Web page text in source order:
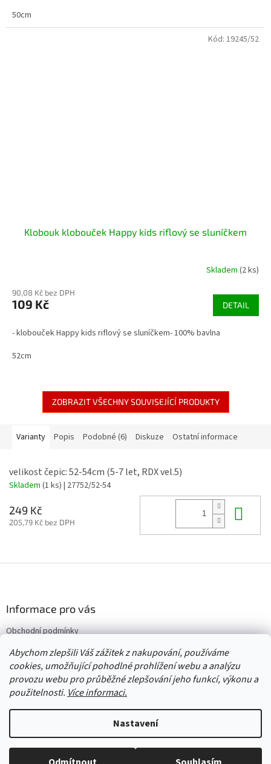
Abychom zlepšili Váš zážitek z nakupování, používáme
cookies, umožňující pohodlné prohlížení webu a analýzu
provozu webu pro průběžné zlepšování jeho funkcí, výkonu a
použitelnosti. Více informaci.
Nastavení
50cm
Klobouk klobouček Happy kids riflový se sluníčkem
Skladem (2 ks)
90,08 Kč bez DPH
109 Kč DETAIL
- klobouček Happy kids riflový se sluníčkem- 100% bavlna
52cm
Kód: 19245/52
ZOBRAZIT VŠECHNY SOUVISEJÍCÍ PRODUKTY
Varianty Popis Podobné (6) Diskuze Ostatní informace
velikost čepic: 52-54cm (5-7 let, RDX vel.5)
Skladem (1 ks) | 27752/52-54
249 Kč
205,79 Kč bez DPH
í
Informace pro vás
Obchodní podmínky
Vrácení/výměna/reklamace
Velkoobchod
Copyright 2026Červený Tulipán. Všechna práva vyhrazena.Upravit